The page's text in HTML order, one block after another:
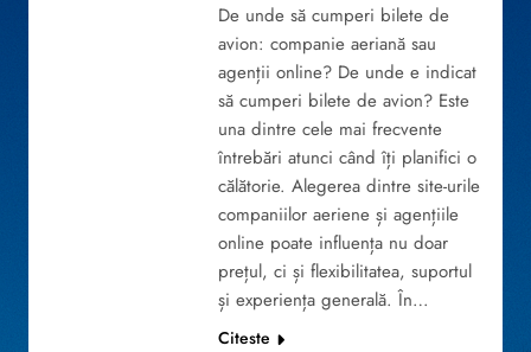
De unde să cumperi bilete de
avion: companie aeriană sau
agenții online? De unde e indicat
să cumperi bilete de avion? Este
una dintre cele mai frecvente
întrebări atunci când îți planifici o
călătorie. Alegerea dintre site-urile
companiilor aeriene și agențiile
online poate influența nu doar
prețul, ci și flexibilitatea, suportul
și experiența generală. În…
Citeste